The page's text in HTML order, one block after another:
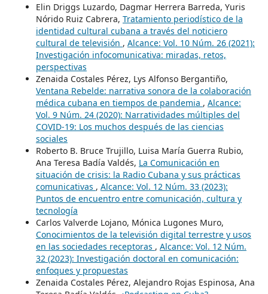
Elin Driggs Luzardo, Dagmar Herrera Barreda, Yuris
Nórido Ruiz Cabrera, Tratamiento periodístico de la
identidad cultural cubana a través del noticiero
cultural de televisión , Alcance: Vol. 10 Núm. 26 (2021):
Investigación infocomunicativa: miradas, retos,
perspectivas
Zenaida Costales Pérez, Lys Alfonso Bergantiño,
Ventana Rebelde: narrativa sonora de la colaboración
médica cubana en tiempos de pandemia , Alcance:
Vol. 9 Núm. 24 (2020): Narratividades múltiples del
COVID-19: Los muchos después de las ciencias
sociales
Roberto B. Bruce Trujillo, Luisa María Guerra Rubio,
Ana Teresa Badía Valdés, La Comunicación en
situación de crisis: la Radio Cubana y sus prácticas
comunicativas , Alcance: Vol. 12 Núm. 33 (2023):
Puntos de encuentro entre comunicación, cultura y
tecnología
Carlos Valverde Lojano, Mónica Lugones Muro,
Conocimientos de la televisión digital terrestre y usos
en las sociedades receptoras , Alcance: Vol. 12 Núm.
32 (2023): Investigación doctoral en comunicación:
enfoques y propuestas
Zenaida Costales Pérez, Alejandro Rojas Espinosa, Ana